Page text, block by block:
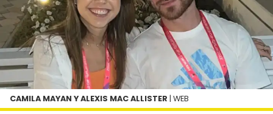
CAMILA MAYAN Y ALEXIS MAC ALLISTER | WEB